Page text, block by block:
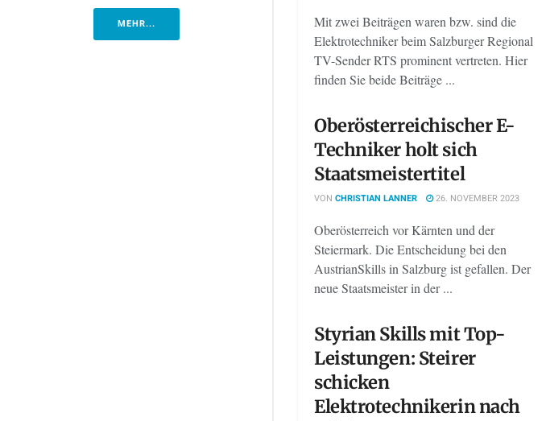
MEHR...
Mit zwei Beiträgen waren bzw. sind die
Elektrotechniker beim Salzburger Regional
TV-Sender RTS prominent vertreten. Hier
finden Sie beide Beiträge ...
Oberösterreichischer E-
Techniker holt sich
Staatsmeistertitel
VON CHRISTIAN LANNER 26. NOVEMBER 2023
Oberösterreich vor Kärnten und der
Steiermark. Die Entscheidung bei den
AustrianSkills in Salzburg ist gefallen. Der
neue Staatsmeister in der ...
Styrian Skills mit Top-
Leistungen: Steirer
schicken
Elektrotechnikerin nach